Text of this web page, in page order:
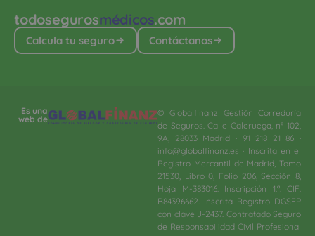
todosegurosmédicos.com
Calcula tu seguro Contáctanos
Es una
web de
© Globalfinanz Gestión Correduría
de Seguros. Calle Caleruega, nº 102,
9A, 28033 Madrid · 91 218 21 86 ·
info@globalfinanz.es · Inscrita en el
Registro Mercantil de Madrid, Tomo
21530, Libro 0, Folio 206, Sección 8,
Hoja M-383016. Inscripción 1.ª. CIF.
B84396662. Inscrita Registro DGSFP
con clave J-2437. Contratado Seguro
de Responsabilidad Civil Profesional